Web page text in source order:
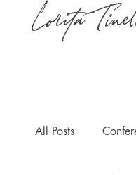
Lorita
All Posts